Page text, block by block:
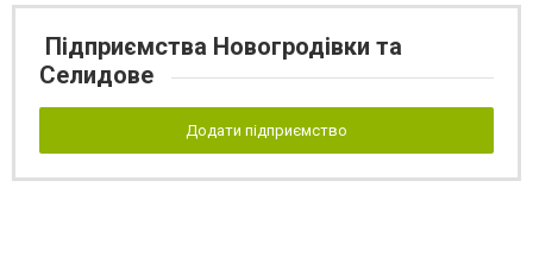
Підприємства Новогродівки та
Селидове
Додати підприємство